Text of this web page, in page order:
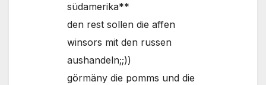
südamerika**
den rest sollen die affen
winsors mit den russen
aushandeln;;))
görmäny die pomms und die